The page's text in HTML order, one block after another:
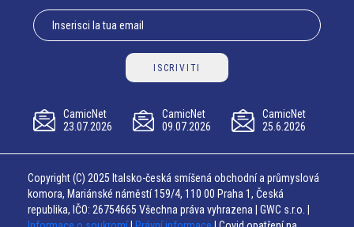
ISCRIVITI
CamicNet
23.07.2026
CamicNet
09.07.2026
CamicNet
25.6.2026
Copyright (C) 2025 Italsko-česká smíšená obchodní a průmyslová
komora, Mariánské náměstí 159/4, 110 00 Praha 1, Česká
republika, IČO: 26754665 Všechna práva vyhrazena | GWC s.r.o. |